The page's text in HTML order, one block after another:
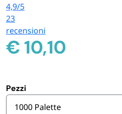
PERSONA E MEDICALI
PET
4,9/5
23
recensioni
€ 10,10
Pezzi
1000 Palette